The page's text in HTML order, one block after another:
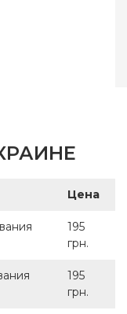
Цена
195
грн.
195
грн.